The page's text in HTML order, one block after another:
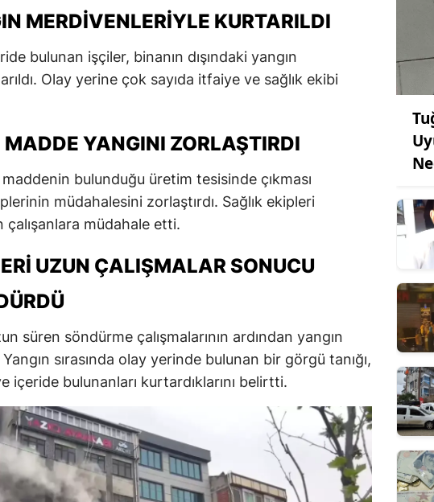
MERDIVENLERIYLE KURTARILDI
bulunan işçiler, binanın dışındaki yangın
Olay yerine çok sayıda itfaiye ve sağlık ekibi
YANGINI ZORLAŞTIRDI
bulunduğu üretim tesisinde çıkması
müdahalesini zorlaştırdı. Sağlık ekipleri
müdahale etti.
UZUN ÇALIŞMALAR SONUCU
süren söndürme çalışmalarının ardından yangın
sırasında olay yerinde bulunan bir görgü tanığı,
içeride bulunanları kurtardıklarını belirtti.